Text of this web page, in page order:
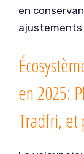
en
ajustements
en 2025:
Tradfri, et